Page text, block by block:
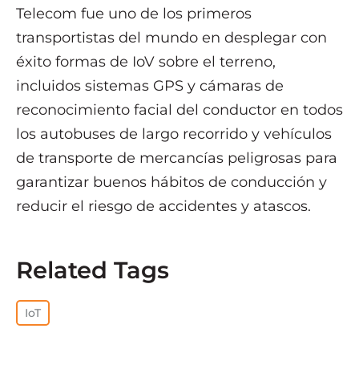
Telecom fue uno de los primeros
transportistas del mundo en desplegar con
éxito formas de IoV sobre el terreno,
incluidos sistemas GPS y cámaras de
reconocimiento facial del conductor en todos
los autobuses de largo recorrido y vehículos
de transporte de mercancías peligrosas para
garantizar buenos hábitos de conducción y
reducir el riesgo de accidentes y atascos.
Related Tags
IoT